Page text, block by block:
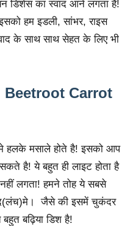
डिशेस का स्वाद आने लगता है!
हम इडली, सांभर, राइस
के साथ साथ सेहत के लिए भी
Beetroot Carrot
हलके मसाले होते है! इसको आप
है! ये बहुत ही लाइट होता है
लगता! हमने तोह ये सबसे
जैसे की इसमें चुकंदर
बढ़िया डिश है!